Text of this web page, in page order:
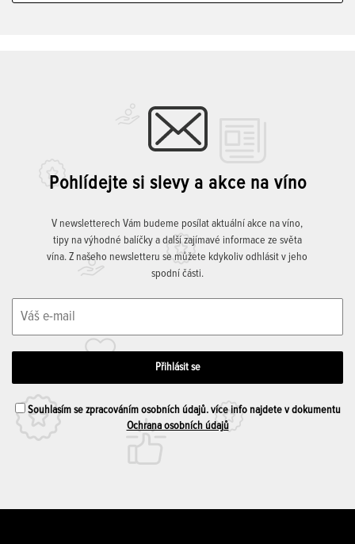
Pohlídejte si slevy a akce na víno
V newsletterech Vám budeme posílat aktuální akce na víno,
tipy na výhodné balíčky a další zajímavé informace ze světa
vína. Z našeho newsletteru se můžete kdykoliv odhlásit v jeho
spodní části.
Souhlasím se zpracováním osobních údajů. více info najdete v dokumentu
Ochrana osobních údajů